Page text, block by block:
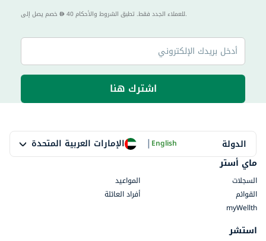
40 للعملاء الجدد فقط. تطبق الشروط والأحكام.
اشترك هنا
الدولة الإمارات العربية المتحدة |English
ماي أستر
السجلات
المواعيد
القوائم
أفراد العائلة
myWellth
استشر